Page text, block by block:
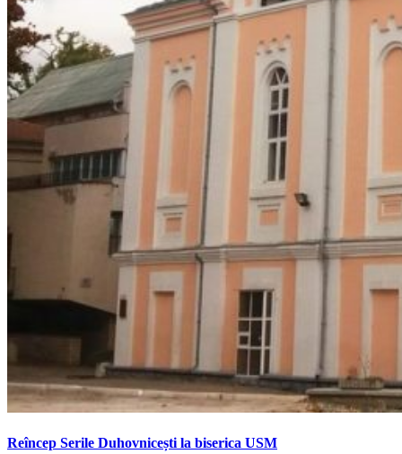
Reîncep Serile Duhovnicești la biserica USM